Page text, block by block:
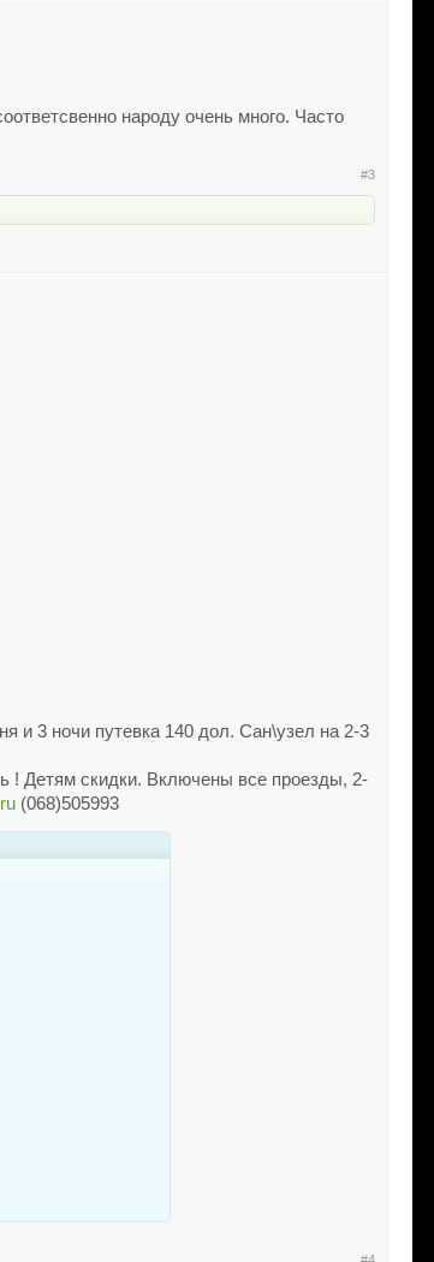
народу очень много. Часто
#3
и 3 ночи путевка 140 дол. Сан\узел на 2-3
! Детям скидки. Включены все проезды, 2-
(068)505993